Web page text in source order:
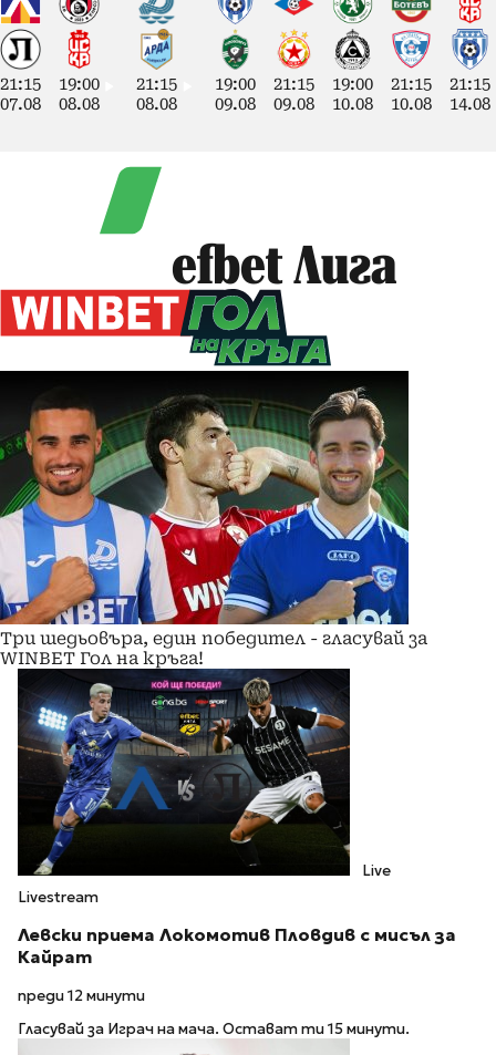
21:15
07.08
19:00
08.08
21:15
08.08
19:00
09.08
21:15
09.08
19:00
10.08
21:15
10.08
21:15
14.08
efbet Лига
Три шедьовъра, един победител - гласувай за
WINBET Гол на кръга!
Live
Livestream
Левски приема Локомотив Пловдив с мисъл за
Кайрат
преди 12 минути
Гласувай за Играч на мача. Остават ти 15 минути.